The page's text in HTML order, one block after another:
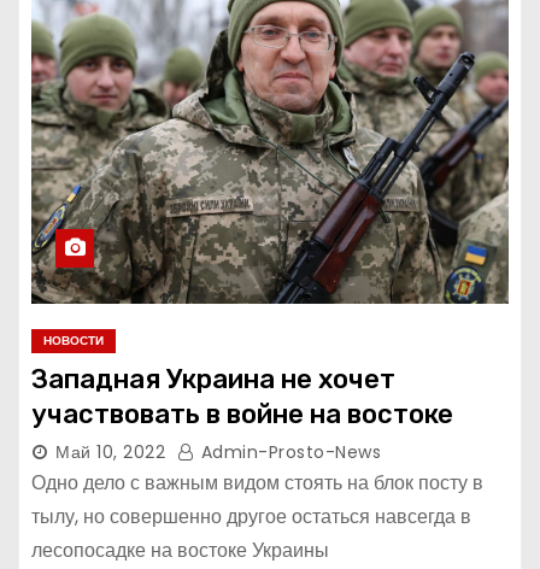
НОВОСТИ
Западная Украина не хочет
участвовать в войне на востоке
Май 10, 2022 Admin-Prosto-News
Одно дело с важным видом стоять на блок посту в
тылу, но совершенно другое остаться навсегда в
лесопосадке на востоке Украины